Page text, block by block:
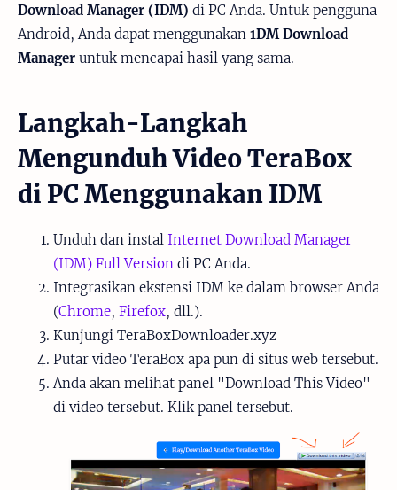
Download Manager (IDM) di PC Anda. Untuk pengguna
Android, Anda dapat menggunakan 1DM Download
Manager untuk mencapai hasil yang sama.
Langkah-Langkah
Mengunduh Video TeraBox
di PC Menggunakan IDM
Unduh dan instal Internet Download Manager
(IDM) Full Version di PC Anda.
Integrasikan ekstensi IDM ke dalam browser Anda
(Chrome, Firefox, dll.).
Kunjungi TeraBoxDownloader.xyz
Putar video TeraBox apa pun di situs web tersebut.
Anda akan melihat panel "Download This Video"
di video tersebut. Klik panel tersebut.